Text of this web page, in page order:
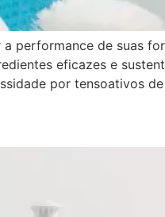
performance de suas
eficazes e
por tensoativos